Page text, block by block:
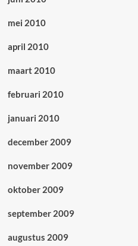
mei 2010
april 2010
maart 2010
februari 2010
januari 2010
december 2009
november 2009
oktober 2009
september 2009
augustus 2009